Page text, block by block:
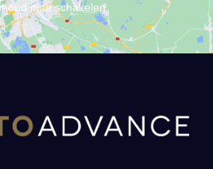
in te schakelen